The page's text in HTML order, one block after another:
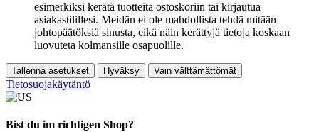
esimerkiksi kerätä tuotteita ostoskoriin tai kirjautua
asiakastilillesi. Meidän ei ole mahdollista tehdä mitään
johtopäätöksiä sinusta, eikä näin kerättyjä tietoja koskaan
luovuteta kolmansille osapuolille.
Tallenna asetukset Hyväksy Vain välttämättömät
Tietosuojakäytäntö
Bist du im richtigen Shop?